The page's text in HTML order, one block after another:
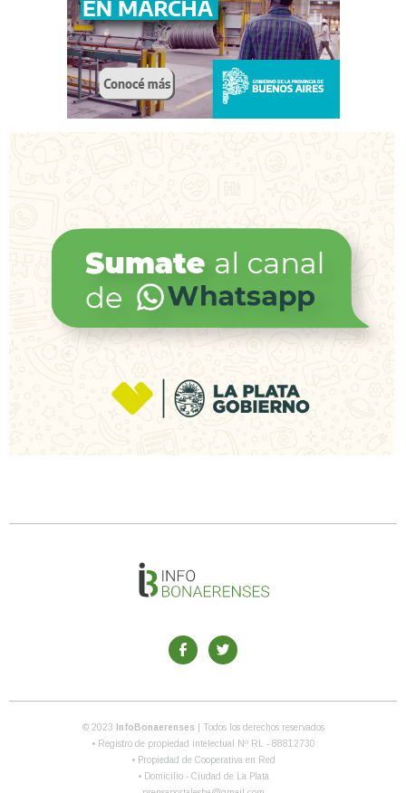
© 2023 InfoBonaerenses
| Todos los derechos reservados
• Registro de propiedad intelectual Nº RL - 88812730
• Propiedad de Cooperativa en Red
• Domicilio - Ciudad de La Plata